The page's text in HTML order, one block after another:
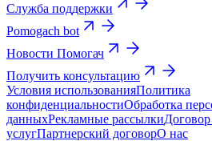
Служба поддержки
Pomogach bot
Новости Помогач
Получить консультацию
Условия использованияПолитика
конфиденциальностиОбработка
данныхРекламные рассылкиДоговор
услугПартнерский договорО нас